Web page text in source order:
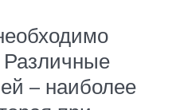
Различные
– наиболее